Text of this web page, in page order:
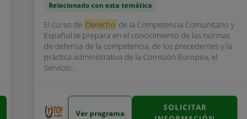
Relacionado con esta temática
El curso de Derecho de la Competencia Comunitario y
Español te prepara en el conocimiento de las normas
de defensa de la competencia, de los precedentes y la
práctica administrativa de la Comisión Europea, el
Servicio...
Ver programa
SOLICITAR